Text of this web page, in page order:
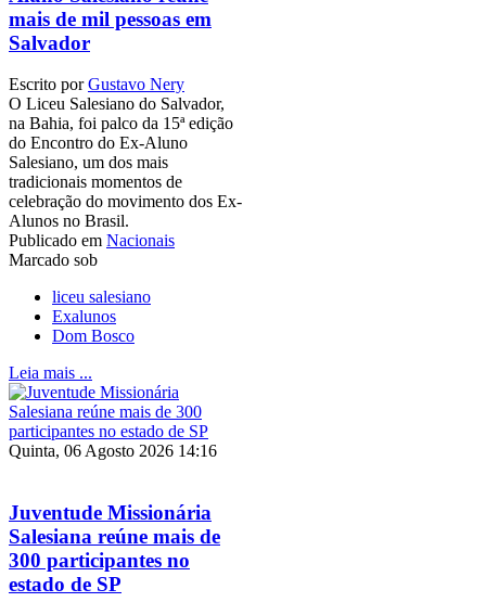
mais de mil pessoas em
Salvador
Escrito porGustavo Nery
O Liceu Salesiano do Salvador,
na Bahia, foi palco da 15ª edição
do Encontro do Ex-Aluno
Salesiano, um dos mais
tradicionais momentos de
celebração do movimento dos Ex-
Alunos no Brasil.
Publicado em Nacionais
Marcado sob
liceu salesiano
Exalunos
Dom Bosco
Leia mais ...
Quinta, 06 Agosto 2026 14:16
Juventude Missionária
Salesiana reúne mais de
300 participantes no
estado de SP